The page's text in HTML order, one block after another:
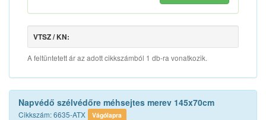
VTSZ / KN:
A feltüntetett ár az adott cikkszámból 1 db-ra vonatkozik.
Napvédő szélvédőre méhsejtes merev 145x70cm
Cikkszám: 6635-ATX Vágólapra